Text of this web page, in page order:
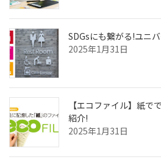
SDGsにも繋がる!ユニ
2025年1月31日
【エコファイル】紙で
紹介!
2025年1月31日